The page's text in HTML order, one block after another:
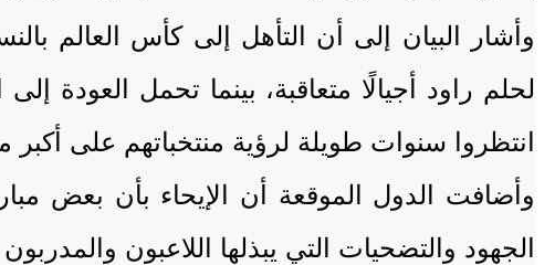
وأشار البيان إلى أن التأهل إلى كأس العالم
لحلم راود أجيالًا متعاقبة، بينما تحمل العودة
انتظروا سنوات طويلة لرؤية منتخباتهم على
وأضافت الدول الموقعة أن الإيحاء بأن بعض
الجهود والتضحيات التي يبذلها اللاعبون